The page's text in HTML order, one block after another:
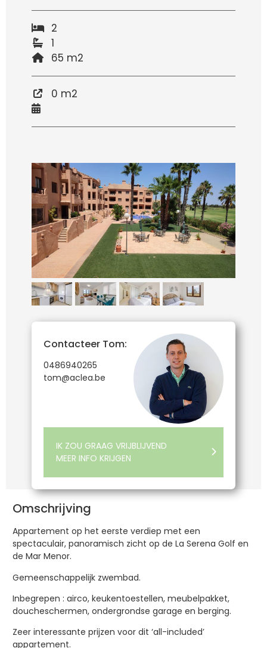
2
1
65 m2
0 m2
Contacteer Tom:
0486940265
tom@aclea.be
IK ZOU GRAAG VRIJBLIJVEND
MEER INFO KRIJGEN
Omschrijving
Appartement op het eerste verdiep met een
spectaculair, panoramisch zicht op de La Serena Golf en
de Mar Menor.
Gemeenschappelijk zwembad.
Inbegrepen : airco, keukentoestellen, meubelpakket,
doucheschermen, ondergrondse garage en berging.
Zeer interessante prijzen voor dit ‘all-included’
appartement.